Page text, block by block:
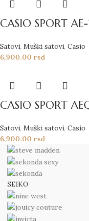
CASIO SPORT
Satovi, Muški satovi, Casio
6,900.00 rsd
CASIO SPORT
Satovi, Muški satovi, Casio
6,900.00 rsd
SEIKO